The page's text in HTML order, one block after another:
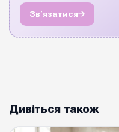
Звʼязатися
Дивіться також